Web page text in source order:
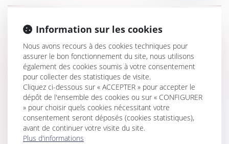
Historique
Licenciement économique : l'employeur n’a pas à prouver
le succès de sa stratégie, seulement sa réaction face aux
difficultés
Tout savoir sur l’évaluation des risques professionnels et
le document unique
Indemnités journalières : vers un montant unique pour
tous les salariés ?
Bail de réhabilitation : lancement de l’expérimentation
Information sur les cookies
Nous avons recours à des cookies techniques pour
assurer le bon fonctionnement du site, nous utilisons
également des cookies soumis à votre consentement
pour collecter des statistiques de visite.
Cliquez ci-dessous sur « ACCEPTER » pour accepter le
dépôt de l'ensemble des cookies ou sur « CONFIGURER
» pour choisir quels cookies nécessitant votre
consentement seront déposés (cookies statistiques),
avant de continuer votre visite du site.
Plus d'informations